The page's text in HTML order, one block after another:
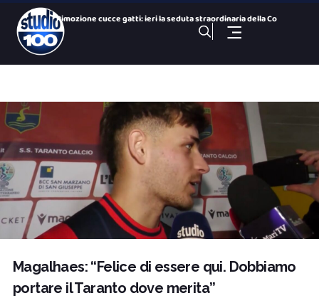
Rimozione cucce gatti: ieri la seduta straordinaria della Co
Colonie feline : parla il presidente della Commissione Ambie
San Paolo Dolphin Refuge, via libera al centro per i cetacei
Gezziamoci, cinque serate e cinque sold out: si chiude la pr
100 NOTIZIE, TG SPORTIVO DELL’ 8 Agosto 2026. Taranto,
100 NOTIZIE, TG H 14:00 DELL’ 8 Agosto 2026. Via Ligur
100 Sport Weekend, puntata del 7 agosto
100 NOTIZIE, TG H 19:30 DEL 7 Agosto 2026. ex Ilva ministro
100 NOTIZIE, TG H 19:30 DELL’ 8 Agosto 2026. Via Ligur
Magalhaes: “Felice di essere qui. Dobbiamo
portare il Taranto dove merita”